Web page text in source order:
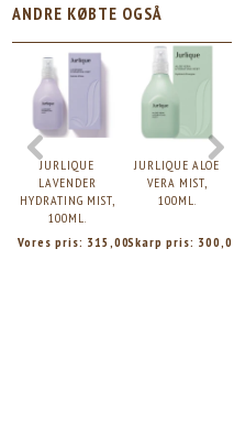
ANDRE KØBTE OGSÅ
JURLIQUE
LAVENDER
HYDRATING MIST,
100ML.
Vores pris: 315,00
JURLIQUE ALOE
VERA MIST,
100ML.
Skarp pris: 300,00